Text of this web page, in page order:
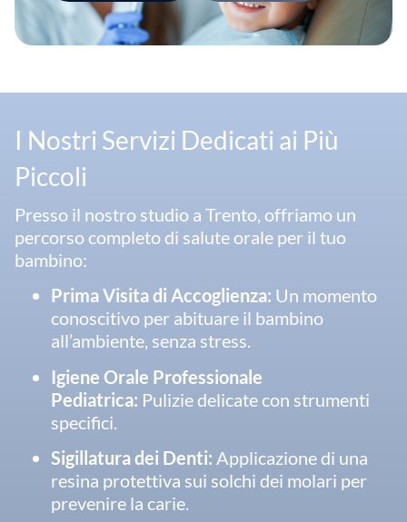
I Nostri Servizi Dedicati ai Più
Piccoli
Presso il nostro studio a Trento, offriamo un
percorso completo di salute orale per il tuo
bambino:
Prima Visita di Accoglienza: Un momento
conoscitivo per abituare il bambino
all’ambiente, senza stress.
Igiene Orale Professionale
Pediatrica: Pulizie delicate con strumenti
specifici.
Sigillatura dei Denti: Applicazione di una
resina protettiva sui solchi dei molari per
prevenire la carie.